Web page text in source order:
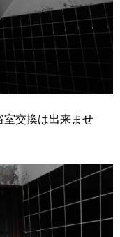
室交換は出来ませ